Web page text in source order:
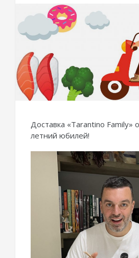
Доставка «Tarantino Family»
летний юбилей!